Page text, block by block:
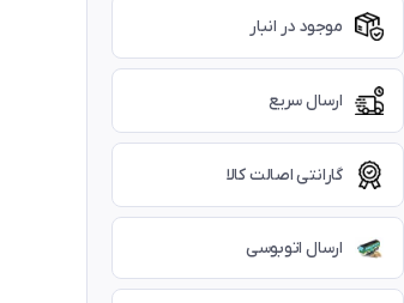
موجود در انبار
ارسال سریع
گارانتی اصالت کالا
ارسال اتوبوسی